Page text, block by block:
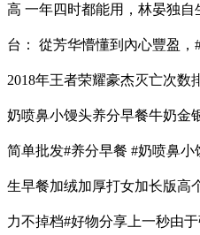
高 一年四时都能用，林晏独
台： 從芳华懵懂到內心豐盈
2018年王者荣耀豪杰灭亡次数
奶喷鼻小馒头养分早餐牛奶金
简单批发#养分早餐 #奶喷鼻
生早餐加绒加厚打女加长版高
力不掉档#好物分享上一秒由